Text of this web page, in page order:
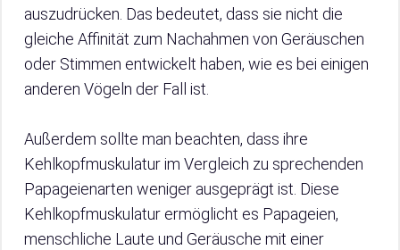
auszudrücken. Das bedeutet, dass sie nicht die
gleiche Affinität zum Nachahmen von Geräuschen
oder Stimmen entwickelt haben, wie es bei einigen
anderen Vögeln der Fall ist.
Außerdem sollte man beachten, dass ihre
Kehlkopfmuskulatur im Vergleich zu sprechenden
Papageienarten weniger ausgeprägt ist. Diese
Kehlkopfmuskulatur ermöglicht es Papageien,
menschliche Laute und Geräusche mit einer